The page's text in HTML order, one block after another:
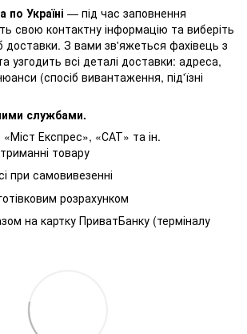
Україні — під час заповнення
свою контактну інформацію та виберіть
доставки. З вами зв'яжеться фахівець з
узгодить всі деталі доставки: адреса,
(спосіб вивантаження, під'їзні
службами.
Експрес», «САТ» та ін.
товару
при самовивезенні
розрахунком
на картку ПриватБанку (терміналу